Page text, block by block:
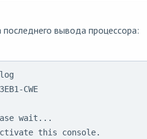
вывода процессора:
CWE
wait...
this console.